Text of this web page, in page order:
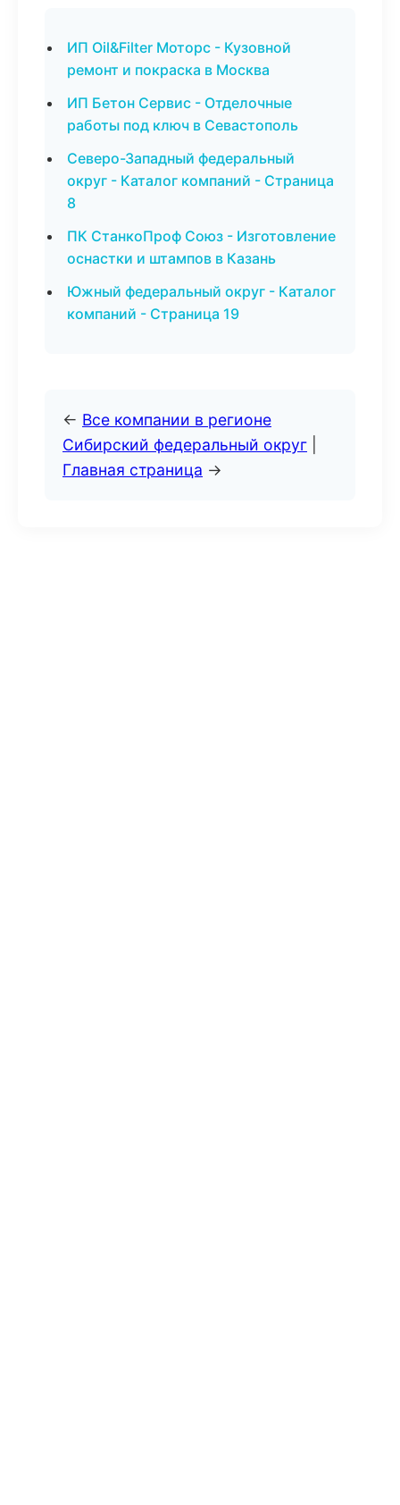
ИП Oil&Filter Моторс - Кузовной
ремонт и покраска в Москва
ИП Бетон Сервис - Отделочные
работы под ключ в Севастополь
Северо-Западный федеральный
округ - Каталог компаний - Страница
8
ПК СтанкоПроф Союз - Изготовление
оснастки и штампов в Казань
Южный федеральный округ - Каталог
компаний - Страница 19
← Все компании в регионе
Сибирский федеральный округ
Главная страница →